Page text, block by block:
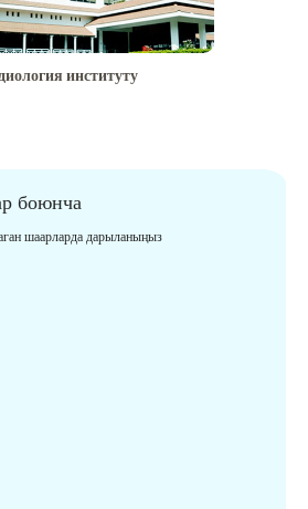
институту
боюнча
шаарларда дарыланыңыз